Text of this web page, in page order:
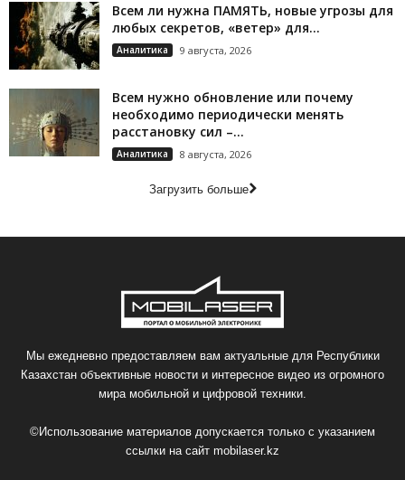
Всем ли нужна ПАМЯТЬ, новые угрозы для
любых секретов, «ветер» для...
Аналитика 9 августа, 2026
Всем нужно обновление или почему
необходимо периодически менять
расстановку сил –...
Аналитика 8 августа, 2026
Загрузить больше
Мы ежедневно предоставляем вам актуальные для Республики
Казахстан объективные новости и интересное видео из огромного
мира мобильной и цифровой техники.
©Использование материалов допускается только с указанием
ссылки на сайт mobilaser.kz